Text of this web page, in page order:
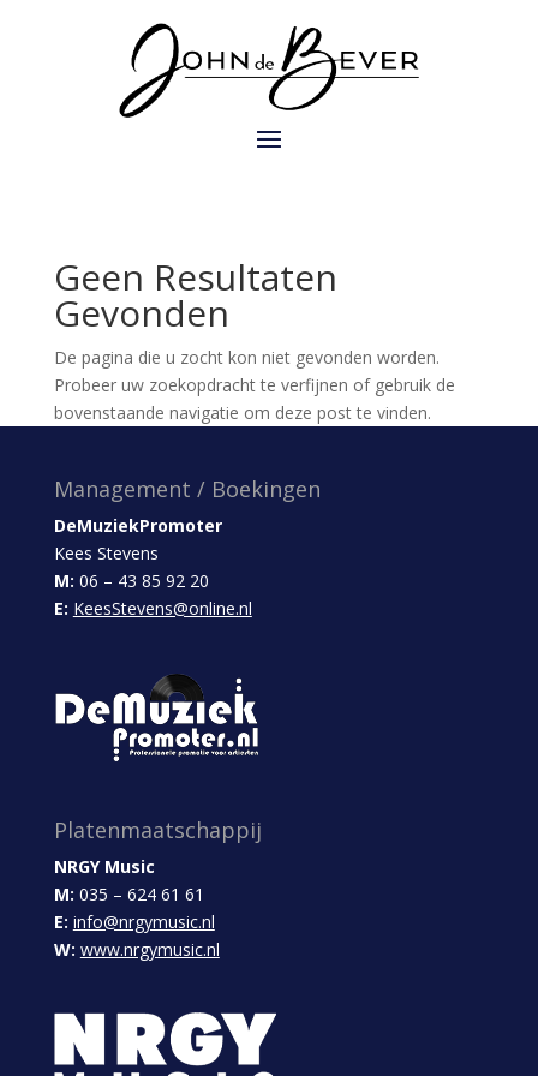
Geen Resultaten
Gevonden
De pagina die u zocht kon niet gevonden worden.
Probeer uw zoekopdracht te verfijnen of gebruik de
bovenstaande navigatie om deze post te vinden.
Management / Boekingen
DeMuziekPromoter
Kees Stevens
M: 06 – 43 85 92 20
E: KeesStevens@online.nl
Platenmaatschappij
NRGY Music
M: 035 – 624 61 61
E: info@nrgymusic.nl
W: www.nrgymusic.nl